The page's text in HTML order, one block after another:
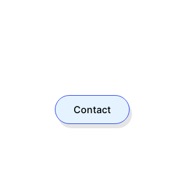
Contact